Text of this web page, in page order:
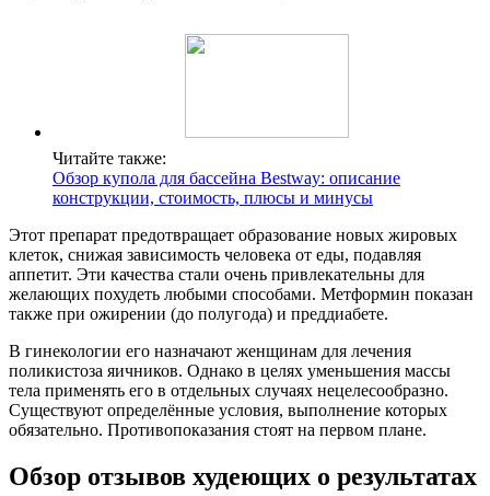
Читайте также:
Обзор купола для бассейна Bestway: описание
конструкции, стоимость, плюсы и минусы
Этот препарат предотвращает образование новых жировых
клеток, снижая зависимость человека от еды, подавляя
аппетит. Эти качества стали очень привлекательны для
желающих похудеть любыми способами. Метформин показан
также при ожирении (до полугода) и преддиабете.
В гинекологии его назначают женщинам для лечения
поликистоза яичников. Однако в целях уменьшения массы
тела применять его в отдельных случаях нецелесообразно.
Существуют определённые условия, выполнение которых
обязательно. Противопоказания стоят на первом плане.
Обзор отзывов худеющих о результатах